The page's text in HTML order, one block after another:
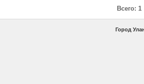
Всего: 1
Город